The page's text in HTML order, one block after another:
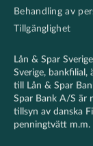
Behandling av
Tillgänglighet
Lån & Spar
Sverige, bankfilial,
till Lån & Spar
Spar Bank A/S är
tillsyn av danska
penningtvätt